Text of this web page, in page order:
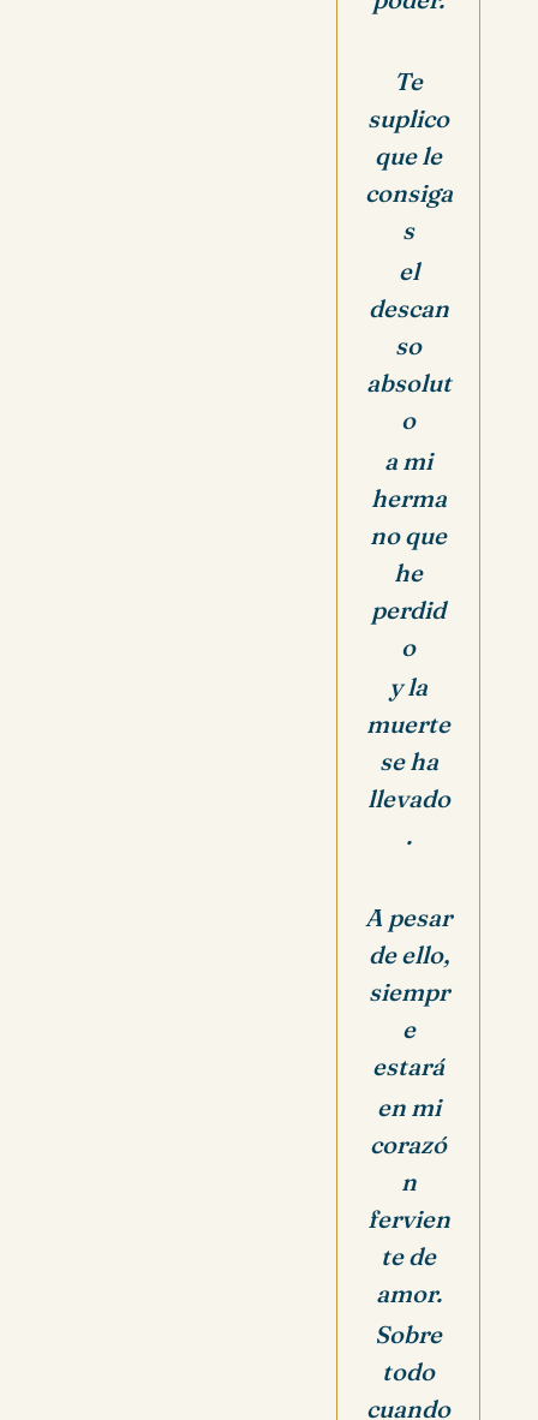
Te
suplico
que le
consiga
s
el
descan
so
absolut
o
a mi
herma
no que
he
perdid
o
y la
muerte
se ha
llevado
.
A pesar
de ello,
siempr
e
estará
en mi
corazó
n
fervien
te de
amor.
Sobre
todo
cuando